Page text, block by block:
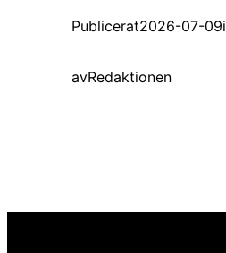
Publicerat2026-07-09i
avRedaktionen